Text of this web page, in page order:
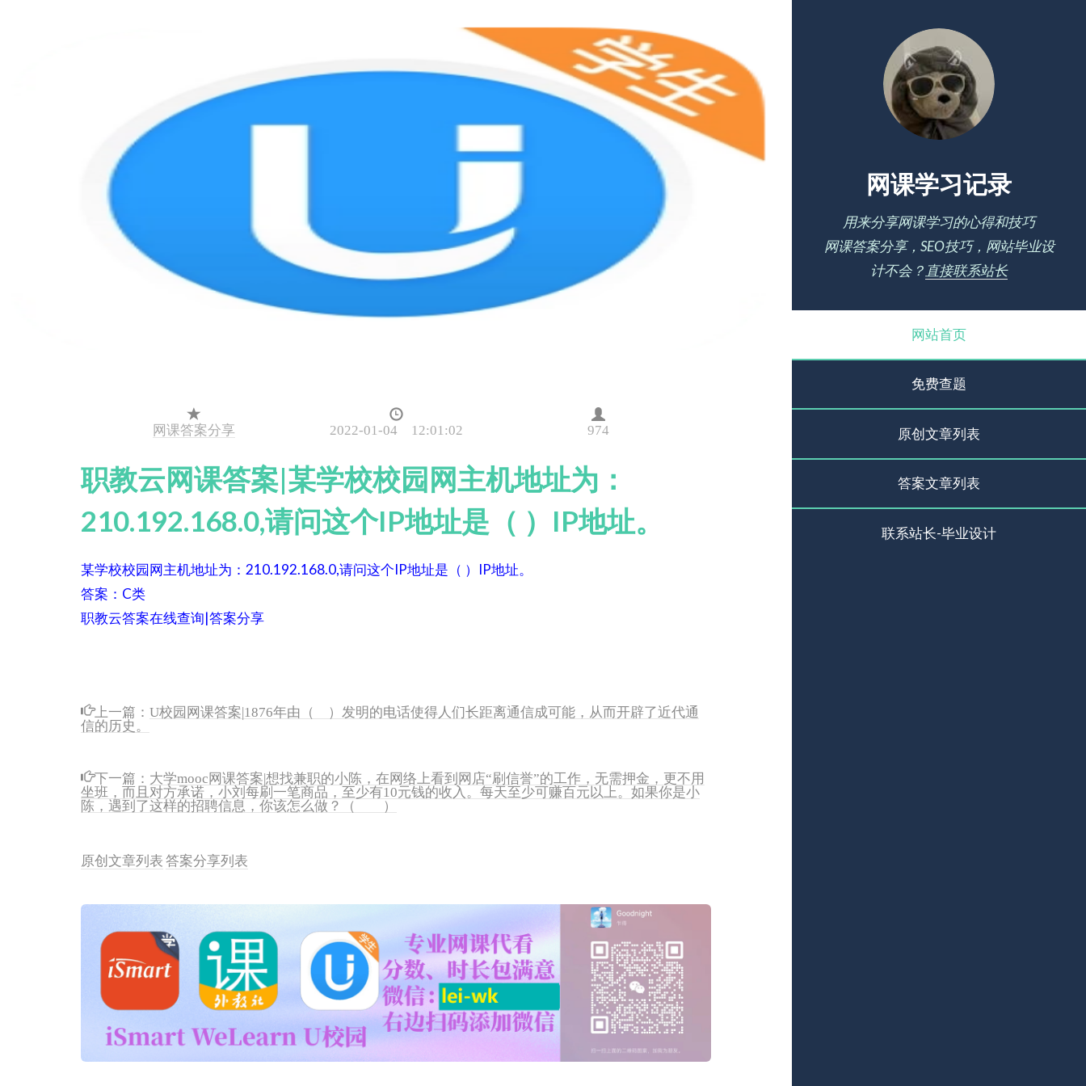
网课学习记录
用来分享网课学习的心得和技巧
网课答案分享，SEO技巧，网站毕业设
计不会？ 直接联系站长
网站首页
免费查题
原创文章列表
答案文章列表
联系站长-毕业设计
网课答案分享 2022-01-04 12:01:02 974
职教云网课答案|某学校校园网主机地址为：
210.192.168.0,请问这个IP地址是（ ）IP地址。
某学校校园网主机地址为：210.192.168.0,请问这个IP地址是（ ）IP地址。
答案：C类
职教云答案在线查询|答案分享
上一篇： U校园网课答案|1876年由（ ）发明的电话使得人们长距离通信成可能，从而开辟了近代通
信的历史。
下一篇： 大学mooc网课答案|想找兼职的小陈，在网络上看到网店“刷信誉”的工作，无需押金，更不用
坐班，而且对方承诺，小刘每刷一笔商品，至少有10元钱的收入。每天至少可赚百元以上。如果你是小
陈，遇到了这样的招聘信息，你该怎么做？（ ）
原创文章列表答案分享列表